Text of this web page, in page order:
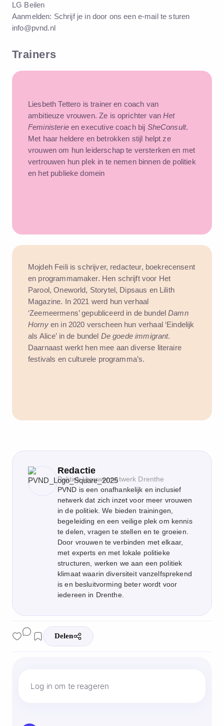
LG Beilen
Aanmelden: Schrijf je in door ons een e-mail te sturen
info@pvnd.nl
Trainers
Liesbeth Tettero is trainer en coach van
ambitieuze vrouwen. Ze is oprichter vanHet
Feministerieen executive coach bij SheConsult.
Met haar heldere en betrokken stijl helpt ze
vrouwen om hun leiderschap te versterken en met
vertrouwen hun plek in te nemen binnen de politiek
en het publieke domein
Mojdeh Feiliis schrijver, redacteur, boekrecensent
en programmamaker. Hen schrijft voor Het
Parool, Oneworld, Storytel, Dipsaus en Lilith
Magazine. In 2021 werd hun verhaal
‘Zeemeermens’ gepubliceerd in de bundelDamn
Hornyen in 2020 verscheen hun verhaal ‘Eindelijk
als Alice’ in de bundel De goede immigrant.
Daarnaast werkt hen mee aan diverse literaire
festivals en culturele programma’s.
Redactie
Politiek Vrouwennetwerk Drenthe
PVND is een onafhankelijk en inclusief
netwerk dat zich inzet voor meer vrouwen
in de politiek. We bieden trainingen,
begeleiding en een veilige plek om kennis
te delen, vragen te stellen en te groeien.
Door vrouwen te verbinden met elkaar,
met experts en met lokale politieke
structuren, werken we aan een politiek
klimaat waarin diversiteit vanzelfsprekend
is en besluitvorming beter wordt voor
iedereen in Drenthe.
Log in om te reageren